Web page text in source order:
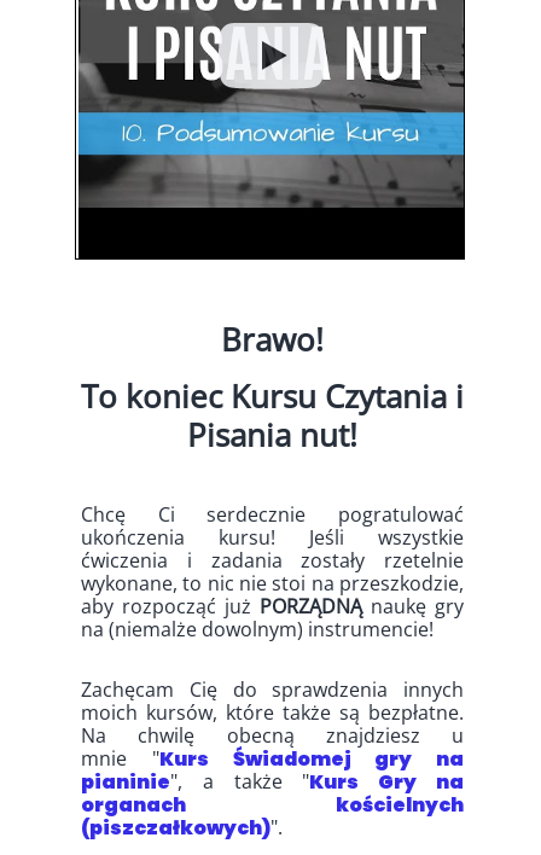
Brawo!
To koniec Kursu Czytania i
Pisania nut!
Chcę Ci serdecznie pogratulować
ukończenia kursu! Jeśli wszystkie
ćwiczenia i zadania zostały rzetelnie
wykonane, to nic nie stoi na przeszkodzie,
aby rozpocząć już PORZĄDNĄ naukę gry
na (niemalże dowolnym) instrumencie!
Zachęcam Cię do sprawdzenia innych
moich kursów, które także są bezpłatne.
Na chwilę obecną znajdziesz u
mnie "Kurs Świadomej gry na
pianinie", a także "Kurs Gry na
organach kościelnych
(piszczałkowych)".